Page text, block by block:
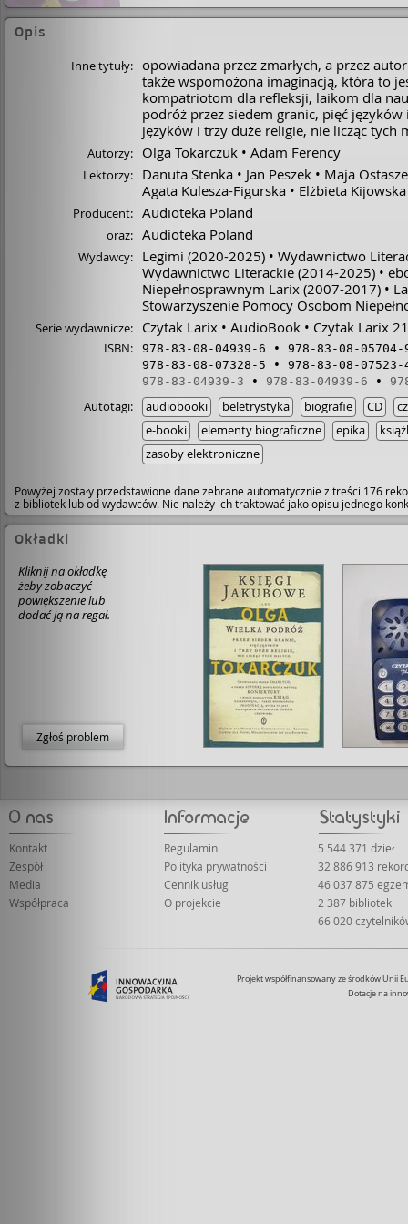
Opis
Inne tytuły: opowiadana przez zmarłych, a przez
także wspomożona imaginacją, która to
kompatriotom dla refleksji, laikom dla
podróż przez siedem granic, pięć
języków i trzy duże religie, nie licząc tych
Autorzy: Olga Tokarczuk Adam Ferency
Lektorzy: Danuta Stenka Jan Peszek
Maja
Agata Kulesza-Figurska
Elżbieta Kijowska
Producent: Audioteka Poland
oraz: Audioteka Poland
Wydawcy: Legimi (2020-2025)
Wydawnictwo
Wydawnictwo Literackie (2014-2025)
Niepełnosprawnym Larix (2007-2017)
Stowarzyszenie Pomocy Osobom
Serie wydawnicze: Czytak Larix AudioBook Czytak Larix
ISBN: 978-83-08-04939-6
978-83-08-05704-
978-83-08-07328-5
978-83-08-07523-
978-83-04939-3
978-83-04939-6
Autotagi: audiobooki beletrystyka biografie CD
e-booki
elementy biograficzne epika
zasoby elektroniczne
Powyżej zostały przedstawione dane zebrane automatycznie z treści 176
z bibliotek lub od wydawców. Nie należy ich traktować jako opisu jednego
Okładki
Kliknij na okładkę
żeby zobaczyć
powiększenie lub
dodać ją na regał.
Zgłoś problem
Kontakt
Zespół
Media
Współpraca
Regulamin
Polityka prywatności
Cennik usług
O projekcie
5 544 371 dzieł
32 886 913
46 037 875
2 387 bibliotek
66 020
Projekt współfinansowany ze środków Unii
Dotacje na